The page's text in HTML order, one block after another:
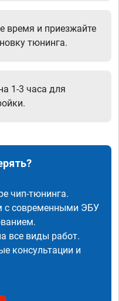
время и приезжайте
тюнинга.
1-3 часа для
чип-тюнинга.
с современными ЭБУ
все виды работ.
консультации и